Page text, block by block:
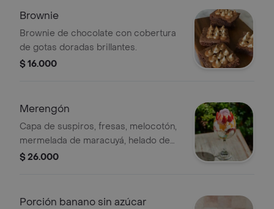
Brownie
Brownie de chocolate con cobertura
de gotas doradas brillantes.
$ 16.000
Merengón
Capa de suspiros, fresas, melocotón,
mermelada de maracuyá, helado de
vainilla y crema chantilly.
$ 26.000
Porción banano sin azúcar